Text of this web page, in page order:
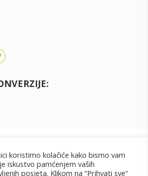
koristimo kolačiće kako bismo vam
iskustvo pamćenjem vaših
posjeta. Klikom na “Prihvati sve”